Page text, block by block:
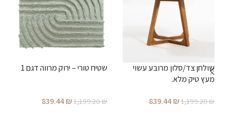
שולחן צד/סלון מרובע עשוי
מעץ טיק מלא.
1,199.20₪
839.44₪
שטיח טורי – ירוק מרווה דגם 1
1,199.20₪
839.44₪